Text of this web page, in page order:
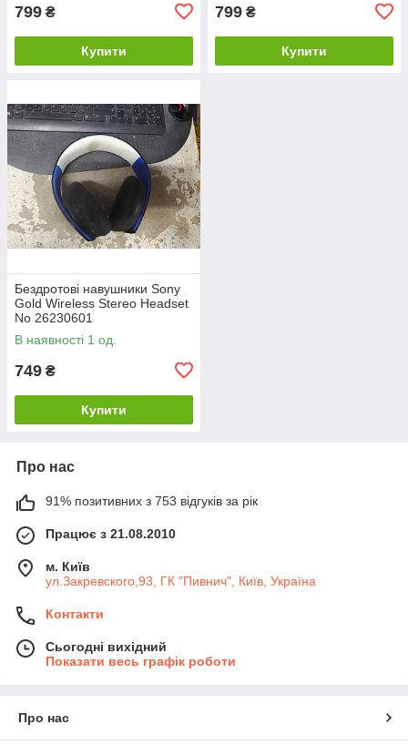
799 ₴
Купити
799 ₴
Купити
Бездротові навушники Sony
Gold Wireless Stereo Headset
No 26230601
В наявності 1 од.
749 ₴
Купити
Про нас
91% позитивних з 753 відгуків за рік
Працює з 21.08.2010
м. Київ
ул.Закревского,93, ГК "Пивнич", Київ, Україна
Контакти
Сьогодні вихідний
Показати весь графік роботи
Про нас